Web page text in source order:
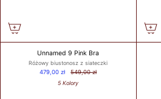
Unnamed 9 Pink Bra
Różowy biustonosz z siateczki
479,00 zł
549,00 zł
5 Kolory